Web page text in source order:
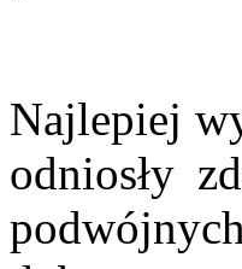
Najlepiej
odniosły